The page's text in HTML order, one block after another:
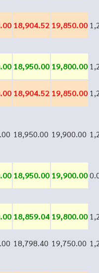
18,904.52 19,850.00
18,950.00 19,800.00
18,904.52 19,850.00
18,950.00 19,900.00
18,950.00 19,900.00
18,859.04 19,800.00
18,798.40 19,750.00